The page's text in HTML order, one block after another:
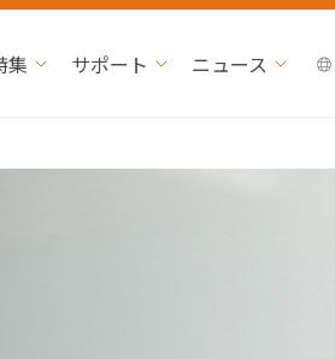
集 サポート ニュース